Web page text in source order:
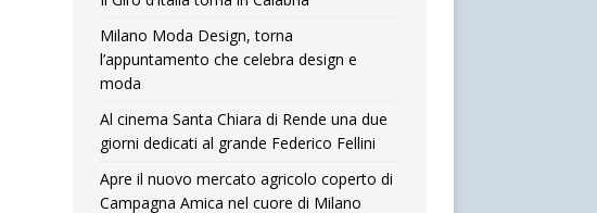
Milano Moda Design, torna
l’appuntamento che celebra design e
moda
Al cinema Santa Chiara di Rende una due
giorni dedicati al grande Federico Fellini
Apre il nuovo mercato agricolo coperto di
Campagna Amica nel cuore di Milano